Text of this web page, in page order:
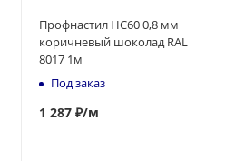
Профнастил НС60 0,8 мм
коричневый шоколад RAL
8017 1м
Под заказ
1 287 ₽/м